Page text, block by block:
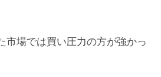
市場では買い圧力の方が強かっ